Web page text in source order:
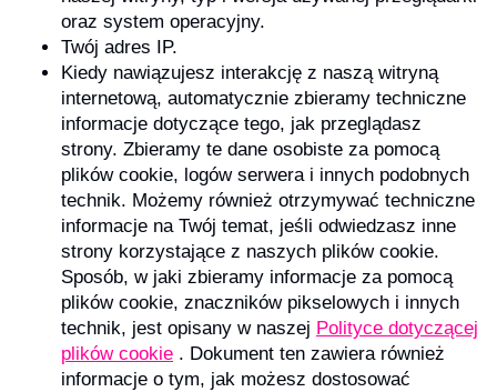
oraz system operacyjny.
Twój adres IP.
Kiedy nawiązujesz interakcję z naszą witryną
internetową, automatycznie zbieramy techniczne
informacje dotyczące tego, jak przeglądasz
strony. Zbieramy te dane osobiste za pomocą
plików cookie, logów serwera i innych podobnych
technik. Możemy również otrzymywać techniczne
informacje na Twój temat, jeśli odwiedzasz inne
strony korzystające z naszych plików cookie.
Sposób, w jaki zbieramy informacje za pomocą
plików cookie, znaczników pikselowych i innych
technik, jest opisany w naszej Polityce dotyczącej
plików cookie . Dokument ten zawiera również
informacje o tym, jak możesz dostosować